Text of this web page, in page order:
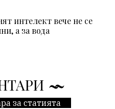
интелект вече не се
а за вода
за статията